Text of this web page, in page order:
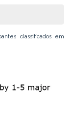
classificados em